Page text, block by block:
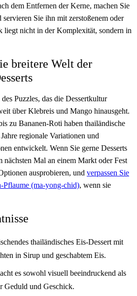
dem Entfernen der Kerne, machen Sie
Sie ihn mit zerstoßenem oder
liegt nicht in der Komplexität, sondern in
breitere Welt der
Puzzles, das die Dessertkultur
über Klebreis und Mango hinausgeht.
zu Bananen-Roti haben thailändische
regionale Variationen und
entwickelt. Wenn Sie gerne Desserts
nächsten Mal an einem Markt oder Fest
ausprobieren, und verpassen Sie
Pflaume (ma-yong-chid), wenn sie
thailändisches Eis-Dessert mit
in Sirup und geschabtem Eis.
es sowohl visuell beeindruckend als
Geduld und Geschick.